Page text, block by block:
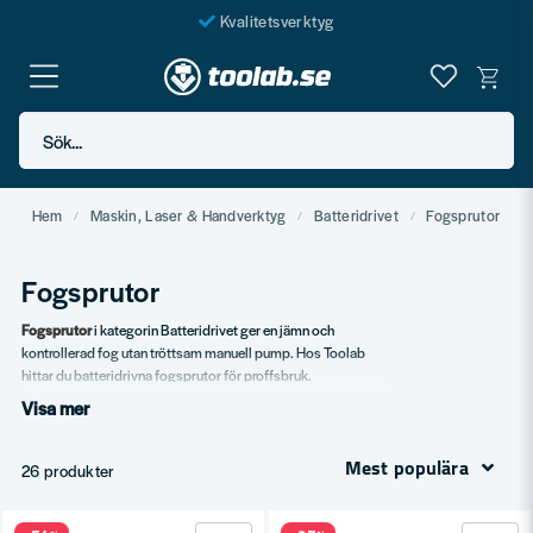
Kvalitetsverktyg
Fraktfritt över 999 SEK*
En järnhandel för alla
Sök...
Hem Maskin, Laser & Handverktyg Batteridrivet Fogsprutor
Fogsprutor
Fogsprutori kategorin Batteridrivet ger en jämn och
kontrollerad fog utan tröttsam manuell pump. Hos Toolab
hittar du batteridrivna fogsprutor för proffsbruk.
Vårt sortiment
Större fogsprutor för 600 ml.
Visa mer
26 produkter Mest populära